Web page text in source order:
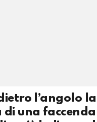
l’angolo
una